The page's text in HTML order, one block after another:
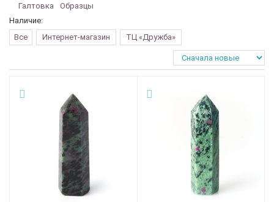
Галтовка
Образцы
Наличие:
Все
Интернет-магазин ТЦ «Дружба»